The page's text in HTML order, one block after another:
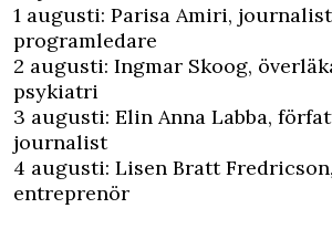
1 augusti: Parisa Amiri,
programledare
2 augusti: Ingmar Skoog,
psykiatri
3 augusti: Elin Anna Labba,
journalist
4 augusti: Lisen Bratt
entreprenör